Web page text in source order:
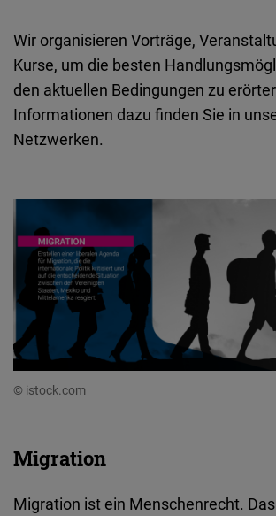
Wir organisieren Vorträge,
Kurse, um die besten
den aktuellen Bedingungen zu
Informationen dazu finden Sie in
Netzwerken.
© istock.com
Migration
Migration ist ein Menschenrecht.